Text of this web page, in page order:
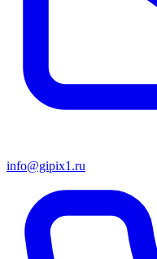
info@gipix1.ru